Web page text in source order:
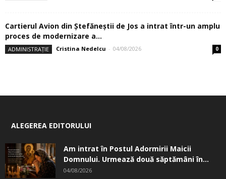
Cartierul Avion din Ştefăneştii de Jos a intrat într-un amplu
proces de modernizare a...
ADMINISTRAȚIE Cristina Nedelcu - 04/08/2026 0
ALEGEREA EDITORULUI
Am intrat în Postul Adormirii Maicii
Domnului. Urmează două săptămâni în...
04/08/2026